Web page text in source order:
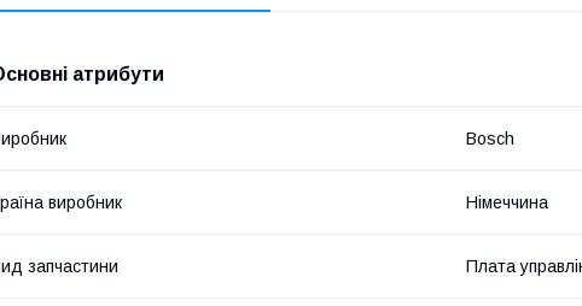
атрибути
Bosch
виробник Німеччина
запчастини Плата